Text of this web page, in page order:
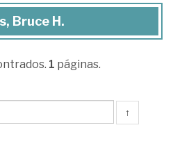
Bruce H.
1 páginas.
↑